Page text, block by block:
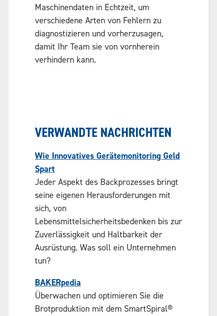
Maschinendaten in Echtzeit, um
verschiedene Arten von Fehlern zu
diagnostizieren und vorherzusagen,
damit Ihr Team sie von vornherein
verhindern kann.
VERWANDTE NACHRICHTEN
Wie Innovatives Gerätemonitoring Geld
Spart
Jeder Aspekt des Backprozesses bringt
seine eigenen Herausforderungen mit
sich, von
Lebensmittelsicherheitsbedenken bis zur
Zuverlässigkeit und Haltbarkeit der
Ausrüstung. Was soll ein Unternehmen
tun?
BAKERpedia
Überwachen und optimieren Sie die
Brotproduktion mit dem SmartSpiral®